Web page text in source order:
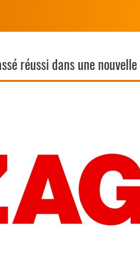
réussi dans une